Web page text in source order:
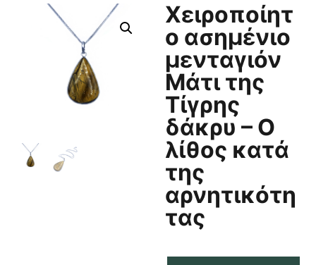
Χειροποίητ
ο ασημένιο
μενταγιόν
Μάτι της
Τίγρης
δάκρυ – Ο
λίθος κατά
της
αρνητικότη
τας